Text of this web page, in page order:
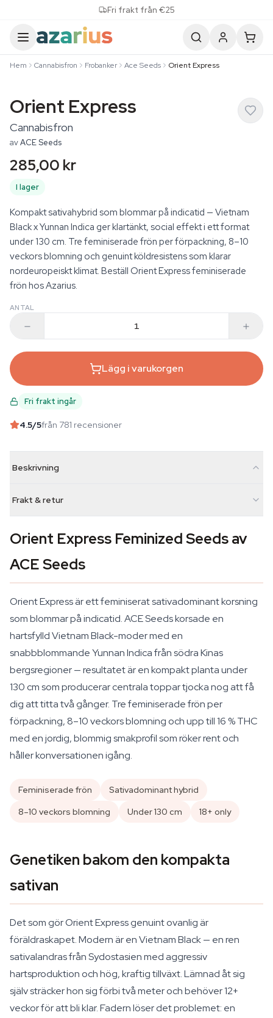
Fri frakt från €25
Hem Cannabisfron Frobanker Ace Seeds Orient Express
Orient Express
Cannabisfron
avACE Seeds
285,00 kr
I lager
Kompakt sativahybrid som blommar på indicatid — Vietnam
Black x Yunnan Indica ger klartänkt, social effekt i ett format
under 130 cm. Tre feminiserade frön per förpackning, 8–10
veckors blomning och genuint köldresistens som klarar
nordeuropeiskt klimat. Beställ Orient Express feminiserade
frön hos Azarius.
ANTAL
Lägg i varukorgen
Fri frakt ingår
4.5/5från 781 recensioner
Beskrivning
Frakt & retur
Orient Express Feminized Seeds av
ACE Seeds
Orient Express är ett feminiserat sativadominant korsning
som blommar på indicatid. ACE Seeds korsade en
hartsfylld Vietnam Black-moder med en
snabbblommande Yunnan Indica från södra Kinas
bergsregioner — resultatet är en kompakt planta under
130 cm som producerar centrala toppar tjocka nog att få
dig att titta två gånger. Tre feminiserade frön per
förpackning, 8–10 veckors blomning och upp till 16 % THC
med en jordig, blommig smakprofil som röker rent och
håller konversationen igång.
Feminiserade frön
Sativadominant hybrid
8–10 veckors blomning
Under 130 cm 18+ only
Genetiken bakom den kompakta
sativan
Det som gör Orient Express genuint ovanlig är
föräldraskapet. Modern är en Vietnam Black — en ren
sativalandras från Sydostasien med aggressiv
hartsproduktion och hög, kraftig tillväxt. Lämnad åt sig
själv sträcker hon sig förbi två meter och behöver 12+
veckor för att bli klar. Fadern löser det problemet: en